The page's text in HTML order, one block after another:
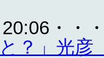
・・
？」光彦